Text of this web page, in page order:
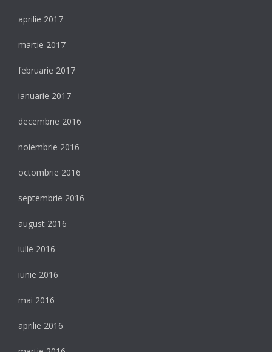
aprilie 2017
martie 2017
februarie 2017
ianuarie 2017
decembrie 2016
noiembrie 2016
octombrie 2016
septembrie 2016
august 2016
iulie 2016
iunie 2016
mai 2016
aprilie 2016